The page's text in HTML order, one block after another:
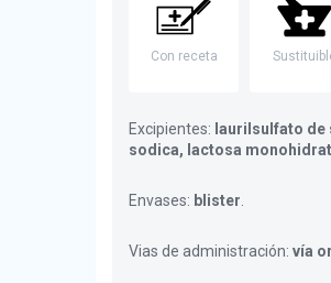
Con receta
Excipientes: laurilsulfato
sodica, lactosa
Envases: blister
Vias de administración: vía